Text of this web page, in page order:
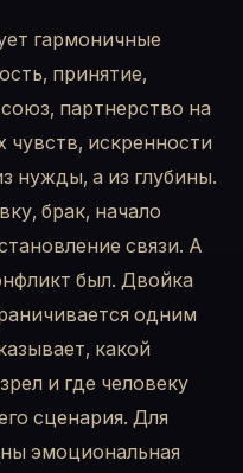
гармоничные
принятие,
партнерство на
искренности
нужды, а из глубины.
брак, начало
связи. А
был. Двойка
одним
какой
и где человеку
сценария. Для
эмоциональная